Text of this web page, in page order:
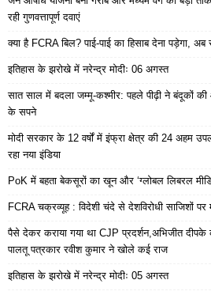
रही गुणवत्तापूर्ण दवाएं
क्या है FCRA बिल? पाई-पाई का हिसाब देना पड़ेगा, अब
इतिहास के झरोखे में नरेन्द्र मोदीः 06 अगस्त
सात साल में बदला जम्मू-कश्मीर: पहले पीढ़ी ने बंदूकों
के सपने
मोदी सरकार के 12 वर्षों में इंफ्रा क्षेत्र की 24 अहम
रहा नया इंडिया
PoK में बहता बेकसूरों का खून और ‘ग्लोबल लिबरल
FCRA चक्रव्यूह : विदेशी चंदे से देशविरोधी साजिशों पर
पैसे देकर कराया गया था CJP प्रदर्शन,अभिजीत दीपके
पालतू पत्रकार रवीश कुमार ने खोले कई राज
इतिहास के झरोखे में नरेन्द्र मोदीः 05 अगस्त